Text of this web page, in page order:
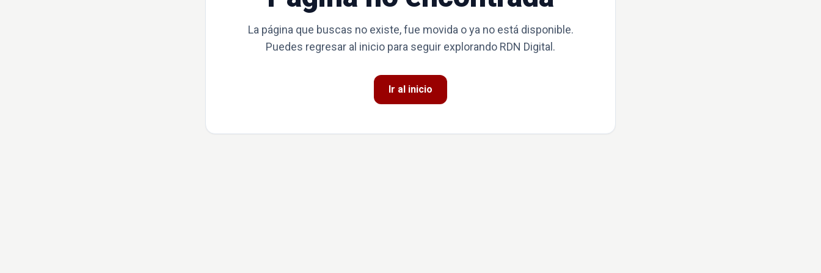
La página que buscas no existe, fue movida o ya no está disponible.
Puedes regresar al inicio para seguir explorando RDN Digital.
Ir al inicio